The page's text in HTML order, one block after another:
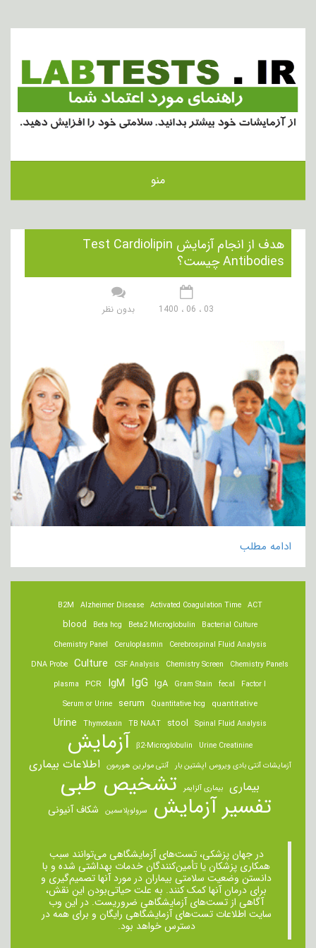
منو
هدف از انجام آزمایش Test Cardiolipin
Antibodies چیست؟
03 ، 06 ، 1400 بدون نظر
ادامه مطلب
ACT
Activated Coagulation Time
Alzheimer Disease
B2M
Bacterial Culture
Beta2 Microglobulin
Beta hcg
blood
Cerebrospinal Fluid Analysis
Ceruloplasmin
Chemistry Panel
Chemistry Panels
Chemistry Screen
CSF Analysis
Culture
DNA Probe
Factor I
fecal
Gram Stain
IgA
IgG
IgM
PCR
plasma
quantitative
Quantitative hcg
serum
Serum or Urine
Spinal Fluid Analysis
stool
TB NAAT
Thymotaxin
Urine
Urine Creatinine
β2-Microglobulin آزمایش
آزمایشات آنتی بادی ویروس اپشتین بار آنتی مولرین هورمون اطلاعات بیماری
بیماری بیماری آلزایمر تشخیص طبی
تفسیر آزمایش سرولوپلاسمین شکاف آنیونی
در جهان پزشکی، تست‌های آزمایشگاهی می‌توانند سبب
همکاری پزشکان یا تأمین‌کنندگان خدمات بهداشتی شده و با
دانستن وضعیت سلامتی بیماران در مورد آنها تصمیم‌گیری و
برای درمان ‌آنها کمک کنند. به علت حیاتی‌بودن این نقش،
آگاهی از تست‌های آزمایشگاهی ضروریست. در این وب
سایت اطلاعات تست‌های آزمایشگاهی رایگان و برای همه در
دسترس خواهد بود.